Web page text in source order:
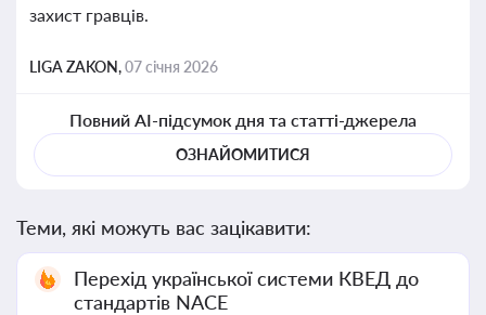
захист гравців.
LIGA ZAKON,07 січня 2026
Повний AI-підсумок дня та статті-джерела
ОЗНАЙОМИТИСЯ
Теми, які можуть вас зацікавити:
Перехід української системи КВЕД до
стандартів NACE